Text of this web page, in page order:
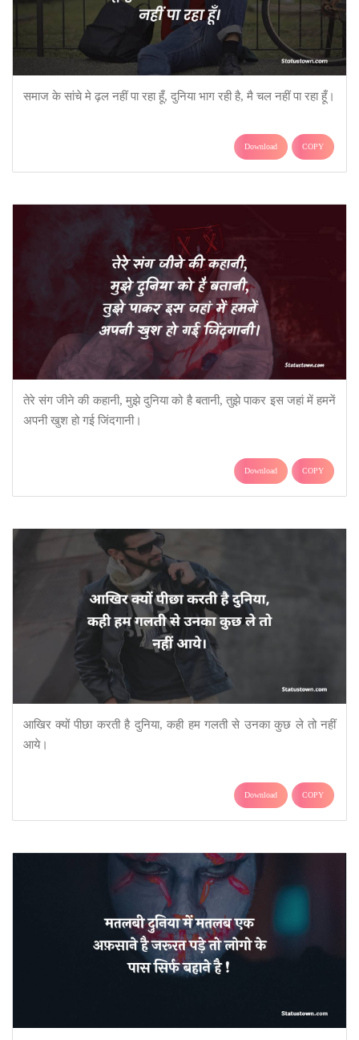
समाज के सांचे मे ढ़ल नहीं पा रहा हूँ, दुनिया भाग रही है, मै चल नहीं पा रहा हूँ।
Download COPY
तेरे संग जीने की कहानी, मुझे दुनिया को है बतानी, तुझे पाकर इस जहां में हमनें
अपनी खुश हो गई जिंदगानी।
Download COPY
आखिर क्यों पीछा करती है दुनिया, कही हम गलती से उनका कुछ ले तो नहीं
आये।
Download COPY